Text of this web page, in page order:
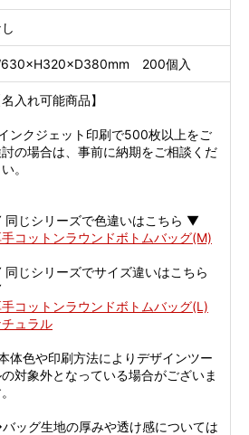
200個入
名入れ可能商品】
ンクジェット印刷で500枚以上をご
の場合は、事前に納期をご相談くだ
。
じシリーズで色違いはこちら ▼
手コットンラウンドボトムバッグ(M)
じシリーズでサイズ違いはこちら
手コットンラウンドボトムバッグ(L)
ュラル
体色や印刷方法によりデザインツー
の対象外となっている場合がございま
ッグ生地の厚みや透け感については